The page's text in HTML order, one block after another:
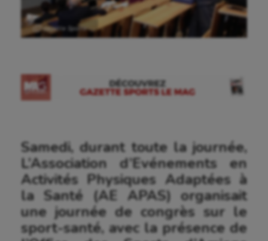
Ⓒ Gazette Sports
Samedi, durant toute la journée,
L’Association d’Evénements en
Activités Physiques Adaptées à
la Santé (AE APAS) organisait
une journée de congrès sur le
sport-santé, avec la présence de